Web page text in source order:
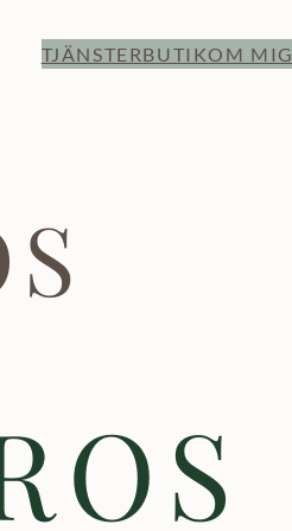
TJÄNSTERBUTIKOM MIG